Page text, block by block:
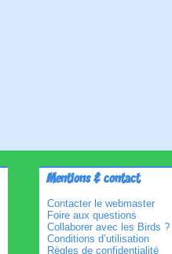
Mentions & contact
Contacter le webmaster
Foire aux questions
Collaborer avec les Birds ?
Conditions d’utilisation
Règles de confidentialité